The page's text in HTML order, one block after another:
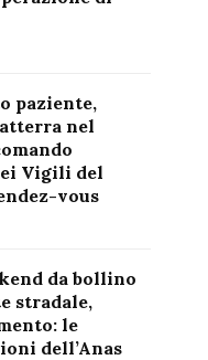
paziente,
nel
Vigili del
vous
da bollino
stradale,
le
dell’Anas